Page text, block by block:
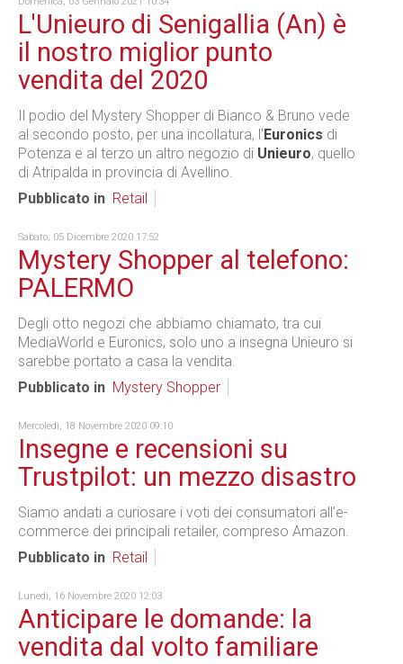
L'Unieuro di Senigallia (An) è
il nostro miglior punto
vendita del 2020
Il podio del Mystery Shopper di Bianco & Bruno vede
al secondo posto, per una incollatura, l' Euronics di
Potenza e al terzo un altro negozio di Unieuro, quello
di Atripalda in provincia di Avellino.
Pubblicato in Retail
Sabato, 05 Dicembre 2020 17:52
Mystery Shopper al telefono:
PALERMO
Degli otto negozi che abbiamo chiamato, tra cui
MediaWorld e Euronics, solo uno a insegna Unieuro si
sarebbe portato a casa la vendita.
Pubblicato in Mystery Shopper
Mercoledì, 18 Novembre 2020 09:10
Insegne e recensioni su
Trustpilot: un mezzo disastro
Siamo andati a curiosare i voti dei consumatori all’e-
commerce dei principali retailer, compreso Amazon.
Pubblicato in Retail
Lunedì, 16 Novembre 2020 12:03
Anticipare le domande: la
vendita dal volto familiare